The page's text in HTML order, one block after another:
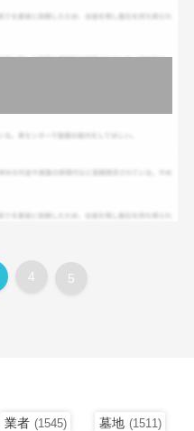
4 5
業者 (1545) 墓地 (1511)